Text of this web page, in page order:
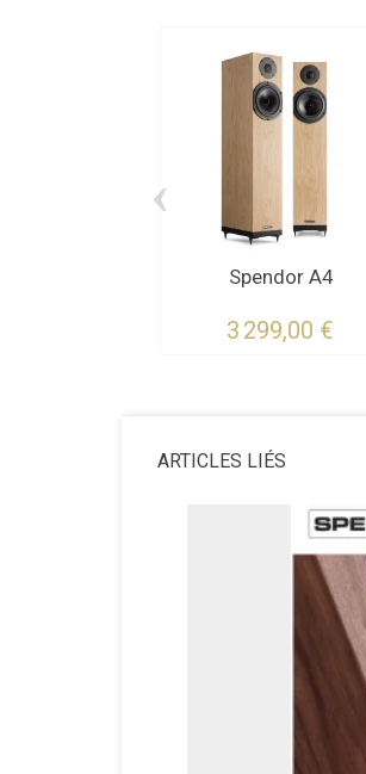
Spendor A4
3 299,00 €
‹
ARTICLES LIÉS